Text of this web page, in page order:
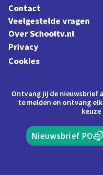
Contact
Veelgestelde vragen
Over Schooltv.nl
Privacy
Cookies
Ontvang jij de nieuwsbrief
te melden en ontvang
Nieuwsbrief PO